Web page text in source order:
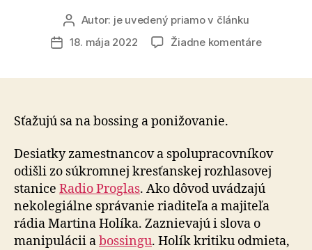
Autor
článku
Autor: je uvedený priamo v článku
Dátum
18. mája 2022 Žiadne komentárena
tretina
ľudí
Sťažujú sa na bossing a ponižovanie.
Desiatky zamestnancov a spolupracovníkov
odišli zo súkromnej kresťanskej rozhlasovej
stanice Radio Proglas. Ako dôvod uvádzajú
nekolegiálne správanie riaditeľa a majiteľa
rádia Martina Holíka. Zaznievajú i slova o
manipulácii abossingu. Holík kritiku odmieta,